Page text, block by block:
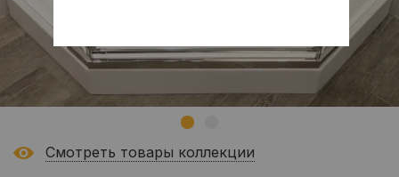
Смотреть товары коллекции